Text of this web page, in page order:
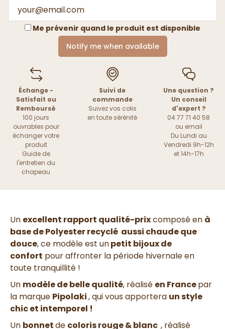
Me prévenir quand le produit est disponible
Notify me when available
Échange -
Satisfait ou
Remboursé
100 jours
ouvrables pour
échanger votre
produit
Guide de
l'entretien du
chapeau
Suivi de
commande
Suivez vos colis
en toute sérénité
Une question ?
Un conseil
d'expert ?
04 77 71 40 58
ou email
Du Lundi au
Vendredi 9h-12h
et 14h-17h
Un excellent rapport qualité-prixcomposé en à
base dePolyester recyclé aussi chaude que
douce, ce modèle est unpetit bijoux de
confort pour affronter la période hivernale en
toute tranquillité !
Un modèle de belle qualité, réalisé en Francepar
la marque Pipolaki, qui vous apportera un style
chic et intemporel !
Un bonnetde coloris rouge & blanc , réalisé